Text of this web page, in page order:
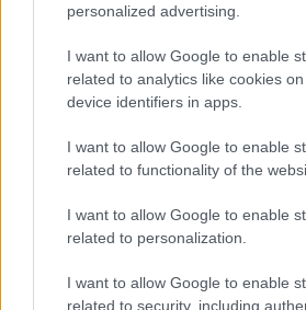
personalized advertising.
I want to allow Google to enable
related to analytics like cookies
device identifiers in apps.
I want to allow Google to enable
related to functionality of the
I want to allow Google to enable
related to personalization.
I want to allow Google to enable
related to security, including
ΓΙΑΝΝΗΣ ΣΦΑΙΡΟΠΟΥΛΟΣ
Για να
σου πρέπει να
στο my